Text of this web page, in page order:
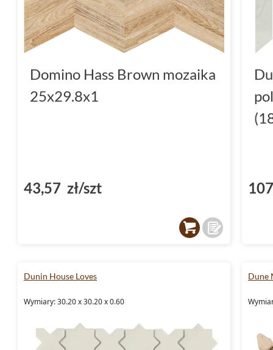
Domino Hass Brown mozaika
25x29.8x1
43,57 zł/szt
Dunin House Loves
Wymiary: 30.20 x 30.20 x 0.60
Dune